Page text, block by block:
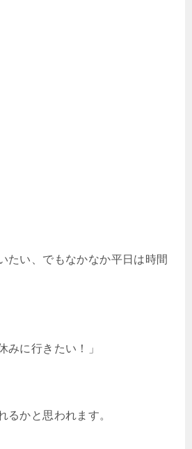
たい、でもなかなか平日は時間
みに行きたい！」
るかと思われます。